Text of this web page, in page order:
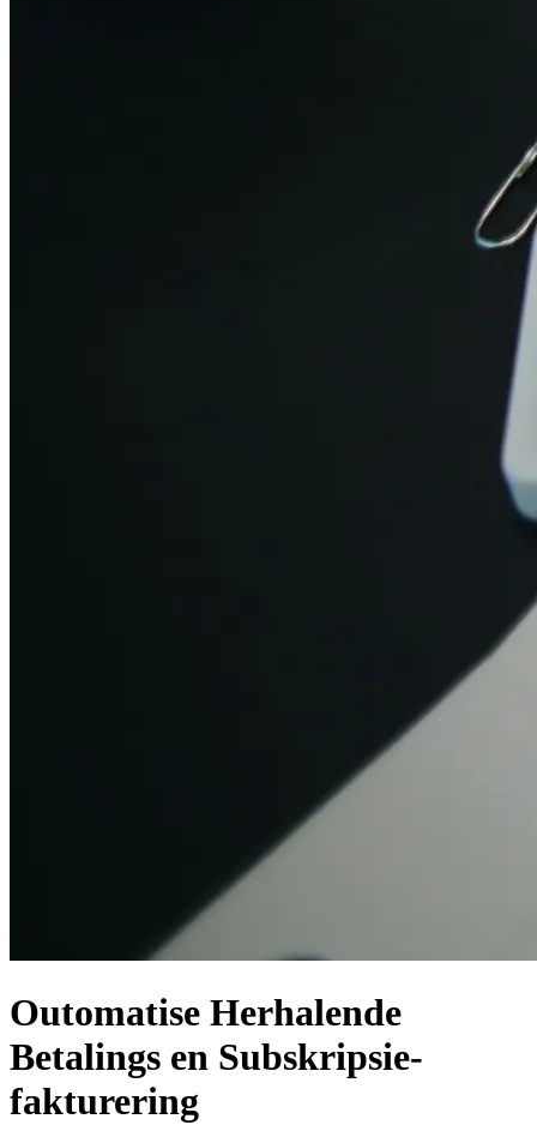
Outomatise Herhalende
Betalings en Subskripsie-
fakturering